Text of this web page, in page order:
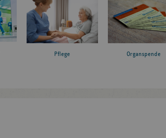
Pflege Organspende